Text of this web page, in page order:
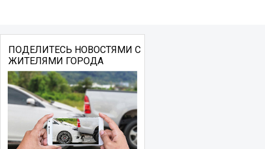
ПОДЕЛИТЕСЬ НОВОСТЯМИ С
ЖИТЕЛЯМИ ГОРОДА